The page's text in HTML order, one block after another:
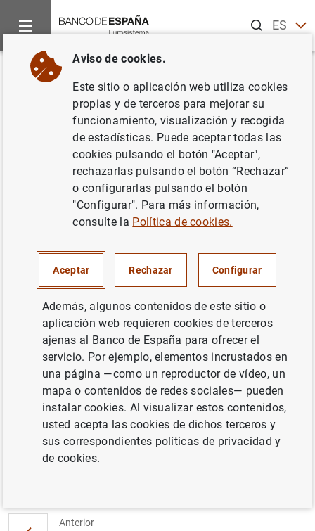
ESEN
Inicio Noticias y eventos
Volver
Estadísticas de los tipos de
interés aplicados por las
entidades de crédito de la zona
del euro: enero de 2016
SITUACIÓN ECONÓMICA
Estadísticas de los tipos de interés
aplicados por las entidades de crédito de la
zona del euro: enero de 2016 (129 KB)
Anterior
Aviso de cookies.
Este sitio o aplicación web utiliza cookies
propias y de terceros para mejorar su
funcionamiento, visualización y recogida
de estadísticas. Puede aceptar todas las
cookies pulsando el botón "Aceptar",
rechazarlas pulsando el botón “Rechazar”
o configurarlas pulsando el botón
"Configurar". Para más información,
consulte la Política de cookies.
Aceptar Rechazar Configurar
Además, algunos contenidos de este sitio o
aplicación web requieren cookies de terceros
ajenas al Banco de España para ofrecer el
servicio. Por ejemplo, elementos incrustados en
una página —como un reproductor de vídeo, un
mapa o contenidos de redes sociales— pueden
instalar cookies. Al visualizar estos contenidos,
usted acepta las cookies de dichos terceros y
sus correspondientes políticas de privacidad y
de cookies.